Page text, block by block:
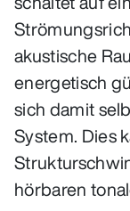
akustische
energetisch
sich damit
System. Dies
hörbaren